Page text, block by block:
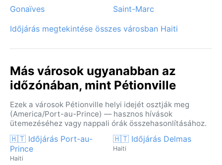
Gonaïves
Saint-Marc
Időjárás megtekintése összes városban Haiti
Más városok ugyanabban az
időzónában, mint Pétionville
Ezek a városok Pétionville helyi idejét osztják meg
(America/Port-au-Prince) — hasznos hívások
ütemezéséhez vagy nappali órák összehasonlításához.
🇭🇹 Időjárás Port-au-
Prince
Haiti
🇭🇹 Időjárás Delmas
Haiti